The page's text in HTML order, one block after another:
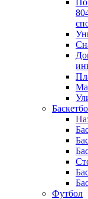
По
Футбол